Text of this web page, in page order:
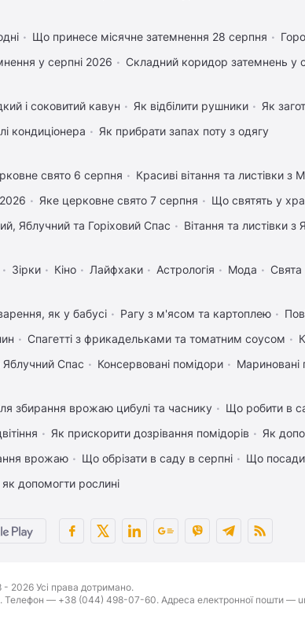
Що принесе місячне затемнення 28 серпня
у серпні 2026
Складний коридор затемнень у
і соковитий кавун Як відбілити рушники
Як
кондиціонера
Як прибрати запах поту з одягу
свято 6 серпня Красиві вітання та листівки
Яке церковне свято 7 серпня
Що святять у
Яблучний та Горіховий Спас
Вітання та листівки
Зірки Кіно Лайфхаки Астрологія Мода Свята
як у бабусі Рагу з м'ясом та картоплею
Спагетті з фрикадельками та томатним соусом
Яблучний Спас
Консервовані помідори Мариновані
збирання врожаю цибулі та часнику
Що робити в
Як прискорити дозрівання помідорів
Як
врожаю
Що обрізати в саду в серпні
Що
допомогти рослині
2026 Усі права дотримано.
— +38 (044) 498-07-60. Адреса електронної пошти —